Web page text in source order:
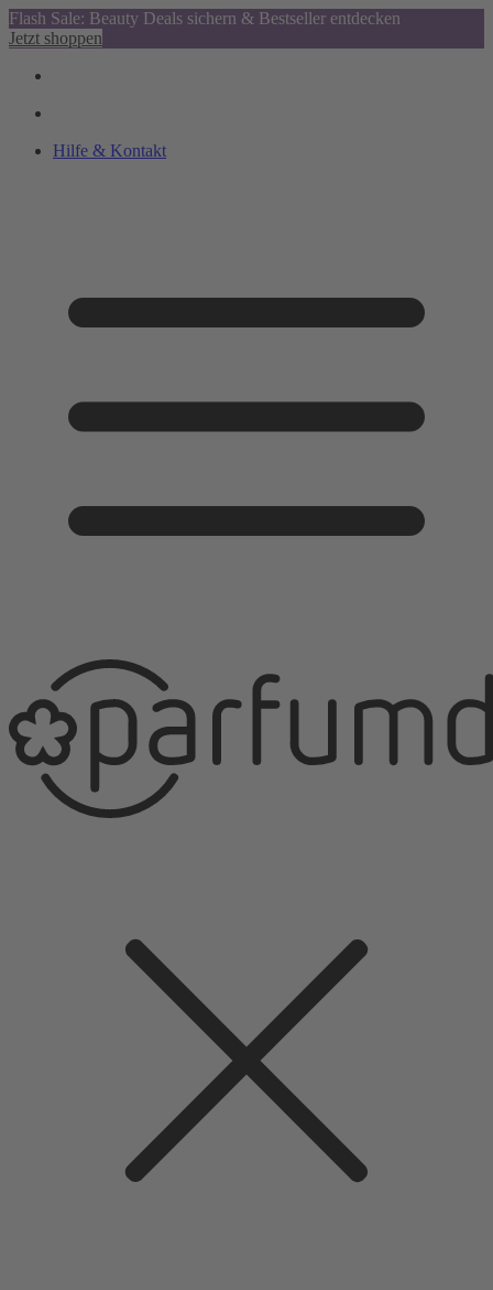
Flash Sale: Beauty Deals sichern & Bestseller entdecken
Jetzt shoppen
Hilfe & Kontakt